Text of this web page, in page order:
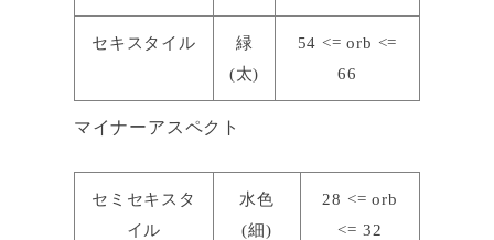
セキスタイル
緑
(太)
54 <= orb <=
66
マイナーアスペクト
セミセキスタ
イル
水色
(細)
28 <= orb
<= 32